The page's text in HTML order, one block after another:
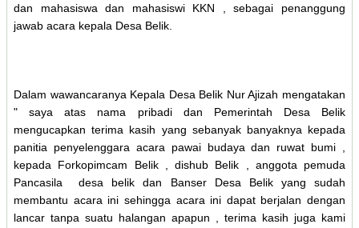
dan mahasiswa dan mahasiswi KKN , sebagai penanggung
jawab acara kepala Desa Belik.
Dalam wawancaranya Kepala Desa Belik Nur Ajizah mengatakan
" saya atas nama pribadi dan Pemerintah Desa Belik
mengucapkan terima kasih yang sebanyak banyaknya kepada
panitia penyelenggara acara pawai budaya dan ruwat bumi ,
kepada Forkopimcam Belik , dishub Belik , anggota pemuda
Pancasila desa belik dan Banser Desa Belik yang sudah
membantu acara ini sehingga acara ini dapat berjalan dengan
lancar tanpa suatu halangan apapun , terima kasih juga kami